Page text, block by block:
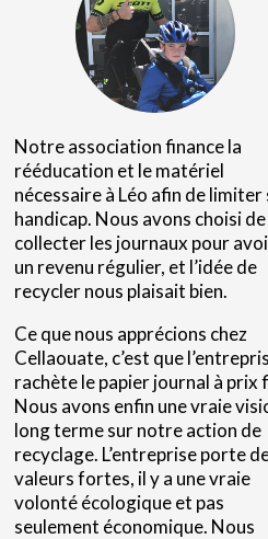
Notre association finance la
rééducation et le matériel
nécessaire à Léo afin de limiter
handicap. Nous avons choisi de
collecter les journaux pour
un revenu régulier, et l’idée de
recycler nous plaisait bien.
Ce que nous apprécions chez
Cellaouate, c’est que
rachète le papier journal à prix
Nous avons enfin une vraie
long terme sur notre action de
recyclage. L’entreprise porte
valeurs fortes, il y a une vraie
volonté écologique et pas
seulement économique. Nous